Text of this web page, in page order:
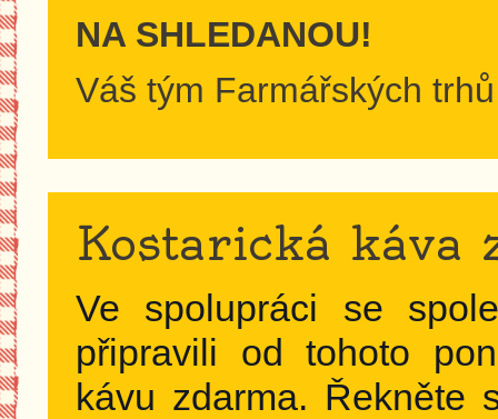
NA SHLEDANOU!
Váš tým Farmářských
Kostarická káva
Ve spolupráci se
připravili od tohoto
kávu zdarma. Řekněte